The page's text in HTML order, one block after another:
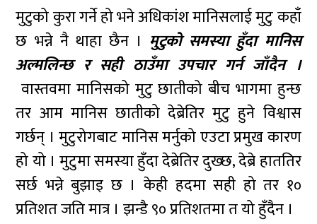
मुटुको कुरा गर्ने हो भने अधिकांश मानिसलाई मुटु कहाँ
छ भन्ने नै थाहा छैन । मुटुको समस्या हुँदा मानिस
अल्मलिन्छ र सही ठाउँमा उपचार गर्न जाँदैन ।
वास्तवमा मानिसको मुटु छातीको बीच भागमा हुन्छ
तर आम मानिस छातीको देब्रेतिर मुटु हुने विश्वास
गर्छन् । मुटुरोगबाट मानिस मर्नुको एउटा प्रमुख कारण
हो यो । मुटुमा समस्या हुँदा देब्रेतिर दुख्छ, देब्रे हाततिर
सर्छ भन्ने बुझाइ छ । केही हदमा सही हो तर १०
प्रतिशत जति मात्र । झन्डै ९० प्रतिशतमा त यो हुँदैन ।